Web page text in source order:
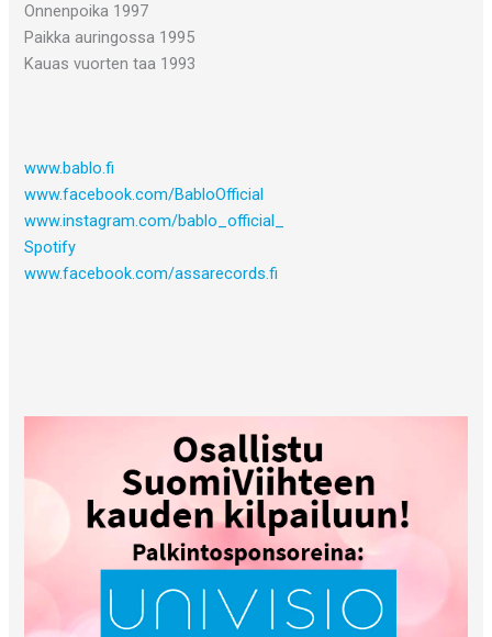
Onnenpoika 1997
Paikka auringossa 1995
Kauas vuorten taa 1993
www.bablo.fi
www.facebook.com/BabloOfficial
www.instagram.com/bablo_official_
Spotify
www.facebook.com/assarecords.fi